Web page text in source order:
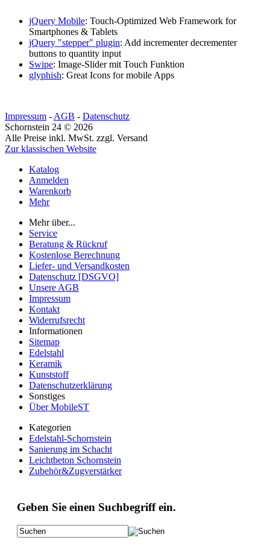
jQuery Mobile: Touch-Optimized Web Framework for
Smartphones & Tablets
jQuery "stepper" plugin: Add incrementer decrementer
buttons to quantity input
Swipe: Image-Slider mit Touch Funktion
glyphish: Great Icons for mobile Apps
Impressum - AGB - Datenschutz
Schornstein 24 © 2026
Alle Preise inkl. MwSt. zzgl. Versand
Zur klassischen Website
Katalog
Anmelden
Warenkorb
Mehr
Mehr über...
Service
Beratung & Rückruf
Kostenlose Berechnung
Liefer- und Versandkosten
Datenschutz [DSGVO]
Unsere AGB
Impressum
Kontakt
Widerrufsrecht
Informationen
Sitemap
Edelstahl
Keramik
Kunststoff
Datenschutzerklärung
Sonstiges
Über MobileST
Kategorien
Edelstahl-Schornstein
Sanierung im Schacht
Leichtbeton Schornstein
Zubehör&Zugverstärker
Geben Sie einen Suchbegriff ein.